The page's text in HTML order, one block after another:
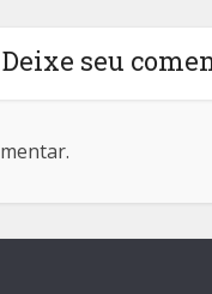
Deixe seu